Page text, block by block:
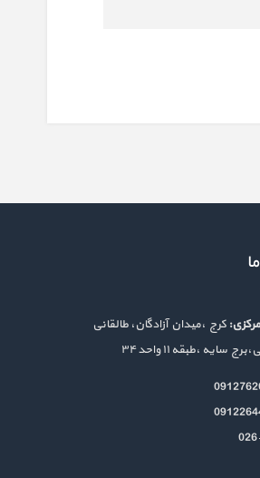
کرج ،میدان آزادگان، طالقانی
سایه ،طبقه ۱۱ واحد ۳۴